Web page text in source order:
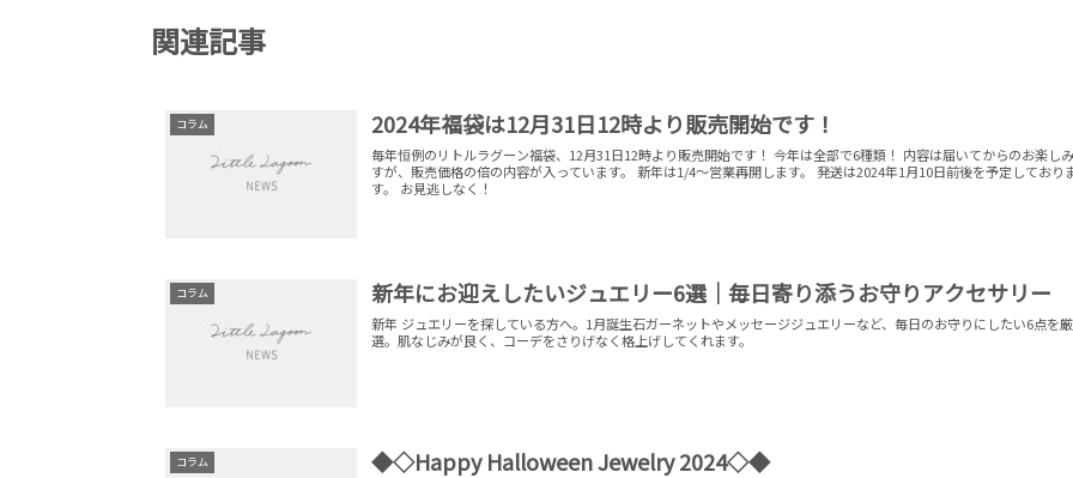
関連記事
コラム 2024年福袋は12月31日12時より販売開始です！
毎年恒例のリトルラグーン福袋、12月31日12時より販売開始です！ 今年は全部で6種類！ 内容は届いてからのお楽しみで
すが、販売価格の倍の内容が入っています。 新年は1/4～営業再開します。 発送は2024年1月10日前後を予定しておりま
す。 お見逃しなく！
コラム 新年にお迎えしたいジュエリー6選｜毎日寄り添うお守りアクセサリー
新年 ジュエリーを探している方へ。1月誕生石ガーネットやメッセージジュエリーなど、毎日のお守りにしたい6点を厳
選。肌なじみが良く、コーデをさりげなく格上げしてくれます。
コラム ◆◇Happy Halloween Jewelry 2024◇◆